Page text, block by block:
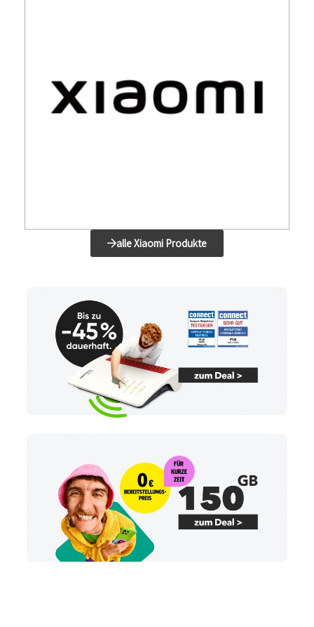
alle Xiaomi Produkte